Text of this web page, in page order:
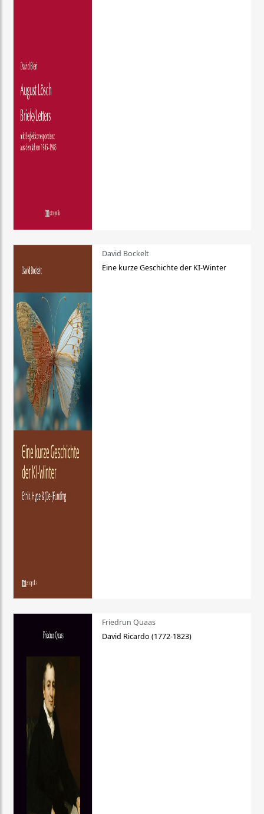
David Bockelt
Eine kurze Geschichte der KI-Winter
Friedrun Quaas
David Ricardo (1772-1823)